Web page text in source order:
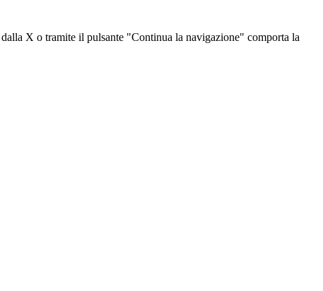
X o tramite il pulsante "Continua la navigazione" comporta la